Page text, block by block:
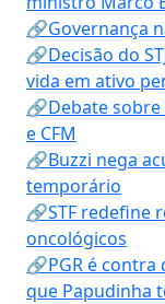
🔗Governança
🔗Decisão do
vida em ativo
🔗Debate
e CFM
🔗Buzzi nega
temporário
🔗STF redefine
oncológicos
🔗PGR é
que Papudinha